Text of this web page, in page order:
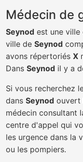
Médecin de
Seynod est une
ville de Seynod
avons répertoriés X
Dans Seynod il y a
Si vous recherchez
dans Seynod ouvert
médecin consultant
centre d'appel qui
les urgence dans la
ou les pompiers.